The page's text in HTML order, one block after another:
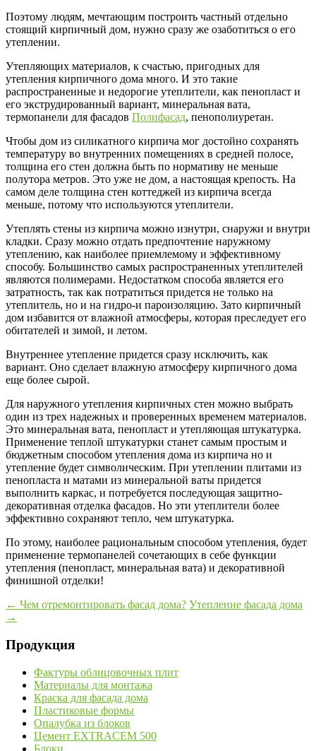
Поэтому людям, мечтающим построить частный отдельно
стоящий кирпичный дом, нужно сразу же озаботиться о его
утеплении.
Утепляющих материалов, к счастью, пригодных для
утепления кирпичного дома много. И это такие
распространенные и недорогие утеплители, как пенопласт и
его экструдированный вариант, минеральная вата,
термопанели для фасадов Полифасад, пенополиуретан.
Чтобы дом из силикатного кирпича мог достойно сохранять
температуру во внутренних помещениях в средней полосе,
толщина его стен должна быть по нормативу не меньше
полутора метров. Это уже не дом, а настоящая крепость. На
самом деле толщина стен коттеджей из кирпича всегда
меньше, потому что используются утеплители.
Утеплять стены из кирпича можно изнутри, снаружи и внутри
кладки. Сразу можно отдать предпочтение наружному
утеплению, как наиболее приемлемому и эффективному
способу. Большинство самых распространенных утеплителей
являются полимерами. Недостатком способа является его
затратность, так как потратиться придется не только на
утеплитель, но и на гидро-и пароизоляцию. Зато кирпичный
дом избавится от влажной атмосферы, которая преследует его
обитателей и зимой, и летом.
Внутреннее утепление придется сразу исключить, как
вариант. Оно сделает влажную атмосферу кирпичного дома
еще более сырой.
Для наружного утепления кирпичных стен можно выбрать
один из трех надежных и проверенных временем материалов.
Это минеральная вата, пенопласт и утепляющая штукатурка.
Применение теплой штукатурки станет самым простым и
бюджетным способом утепления дома из кирпича но и
утепление будет символическим. При утеплении плитами из
пенопласта и матами из минеральной ваты придется
выполнить каркас, и потребуется последующая защитно-
декоративная отделка фасадов. Но эти утеплители более
эффективно сохраняют тепло, чем штукатурка.
По этому, наиболее рациональным способом утепления, будет
применение термопанелей сочетающих в себе функции
утепления (пенопласт, минеральная вата) и декоративной
финишной отделки!
Навигация
по
записи
← Чем отремонтировать фасад дома? Утепление фасада дома
→
Продукция
Фактуры облицовочных плит
Материалы для монтажа
Краска для фасада дома
Пластиковые формы
Опалубка из блоков
Цемент EXTRACEM 500
Блоки